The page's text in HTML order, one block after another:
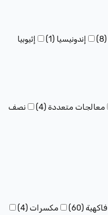
(
8
) إندونيسيا (
1
)
إثيوبيا
معالجات متعددة (
4
)
نصف
فاكهية (
60
) مكسرات (
4
)